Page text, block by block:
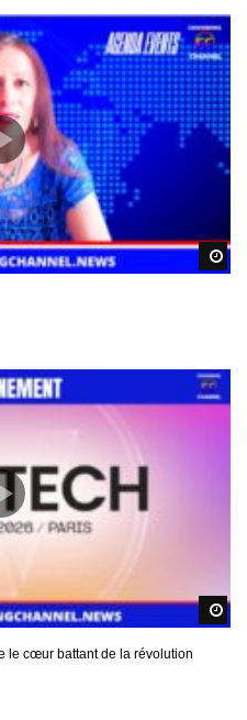
le cœur battant de la révolution